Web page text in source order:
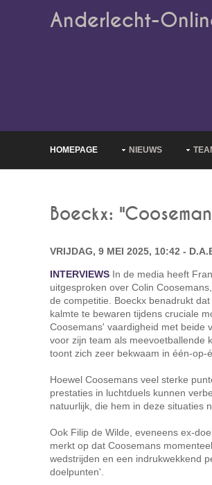
Anderlecht-
HOMEPAGE NIEUWS
Boeckx:
VRIJDAG, 9 MEI 2025, 10:42 -
INTERVIEWS In de media heeft
uitgesproken over Colin
de competitie. Boeckx benadrukt
kalmte te bewaren tijdens cruciale
Coosemans' vaardigheid met beide
voor zijn team als meevoetballende
toont zich zeer bekwaam in één-op-
Hoewel Coosemans veel sterke
prestaties in luchtduels kunnen
natuurlijk, die hem in deze situaties
Ook Filip de Wilde, eveneens ex-
merkt op dat Coosemans
wedstrijden en een indrukwekkend
doelpunten'.